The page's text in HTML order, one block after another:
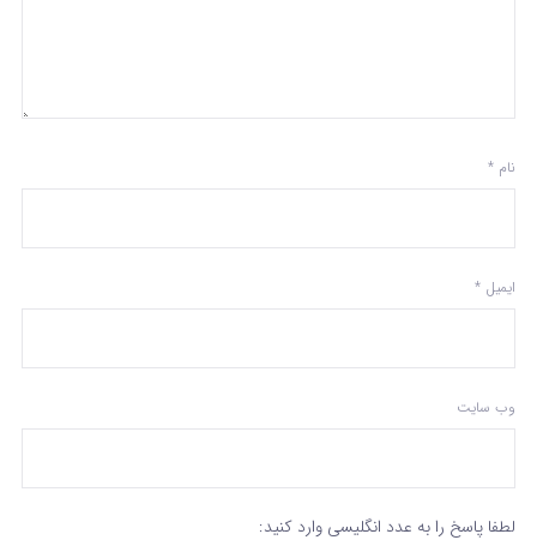
نام *
ایمیل *
وب‌ سایت
لطفا پاسخ را به عدد انگلیسی وارد کنید: